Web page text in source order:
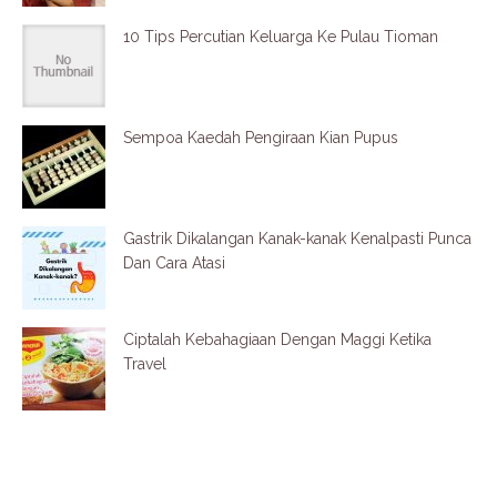
10 Tips Percutian Keluarga Ke Pulau Tioman
Sempoa Kaedah Pengiraan Kian Pupus
Gastrik Dikalangan Kanak-kanak Kenalpasti Punca
Dan Cara Atasi
Ciptalah Kebahagiaan Dengan Maggi Ketika
Travel